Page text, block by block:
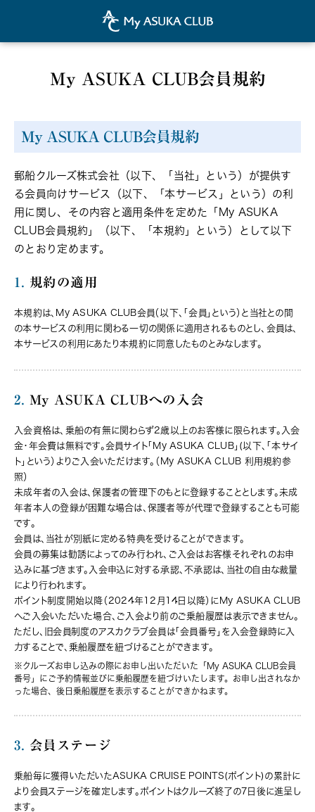
My ASUKA CLUB会員規約
My ASUKA CLUB会員規約
郵船クルーズ株式会社（以下、「当社」という）が提供す
る会員向けサービス（以下、「本サービス」という）の利
用に関し、その内容と適用条件を定めた「My ASUKA
CLUB会員規約」（以下、「本規約」という）として以下
のとおり定めます。
1. 規約の適用
本規約は、My ASUKA CLUB会員（以下、「会員」という）と当社との間
の本サービスの利用に関わる一切の関係に適用されるものとし、会員は、
本サービスの利用にあたり本規約に同意したものとみなします。
2. My ASUKA CLUBへの入会
入会資格は、乗船の有無に関わらず2歳以上のお客様に限られます。入会
金・年会費は無料です。会員サイト「My ASUKA CLUB」(以下、「本サイ
ト」という）よりご入会いただけます。（My ASUKA CLUB 利用規約参
照）
未成年者の入会は、保護者の管理下のもとに登録することとします。未成
年者本人の登録が困難な場合は、保護者等が代理で登録することも可能
です。
会員は、当社が別紙に定める特典を受けることができます。
会員の募集は勧誘によってのみ行われ、ご入会はお客様それぞれのお申
込みに基づきます。入会申込に対する承認、不承認は、当社の自由な裁量
により行われます。
ポイント制度開始以降（2024年12月14日以降）にMy ASUKA CLUB
へご入会いただいた場合、ご入会より前のご乗船履歴は表示できません。
ただし、旧会員制度のアスカクラブ会員は「会員番号」を入会登録時に入
力することで、乗船履歴を紐づけることができます。
※クルーズお申し込みの際にお申し出いただいた「My ASUKA CLUB会員
番号」にご予約情報並びに乗船履歴を紐づけいたします。お申し出されなか
った場合、後日乗船履歴を表示することができかねます。
3. 会員ステージ
乗船毎に獲得いただいたASUKA CRUISE POINTS(ポイント)の累計に
より会員ステージを確定します。ポイントはクルーズ終了の7日後に進呈し
ます。